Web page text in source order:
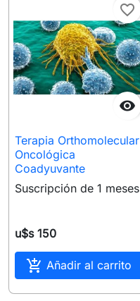

favorite_border
Terapia Orthomolecular
Oncológica
Coadyuvante
Suscripción de 1 meses
u$s 150
 Añadir al carrito